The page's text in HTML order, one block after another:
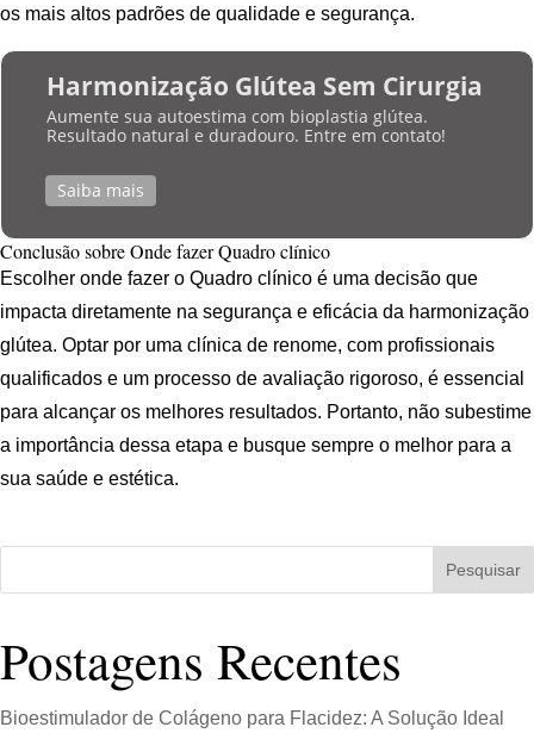
os mais altos padrões de qualidade e segurança.
Harmonização Glútea Sem Cirurgia
Aumente sua autoestima com bioplastia glútea.
Resultado natural e duradouro. Entre em contato!
Saiba mais
Conclusão sobre Onde fazer Quadro clínico
Escolher onde fazer o Quadro clínico é uma decisão que
impacta diretamente na segurança e eficácia da harmonização
glútea. Optar por uma clínica de renome, com profissionais
qualificados e um processo de avaliação rigoroso, é essencial
para alcançar os melhores resultados. Portanto, não subestime
a importância dessa etapa e busque sempre o melhor para a
sua saúde e estética.
Pesquisar
Postagens Recentes
Bioestimulador de Colágeno para Flacidez: A Solução Ideal